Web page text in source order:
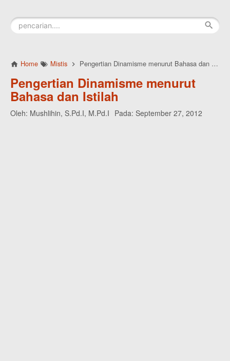
Home Mistis Pengertian Dinamisme menurut Bahasa dan Istilah
Pengertian Dinamisme menurut
Bahasa dan Istilah
Oleh: Mushlihin, S.Pd.I, M.Pd.I Pada: September 27, 2012